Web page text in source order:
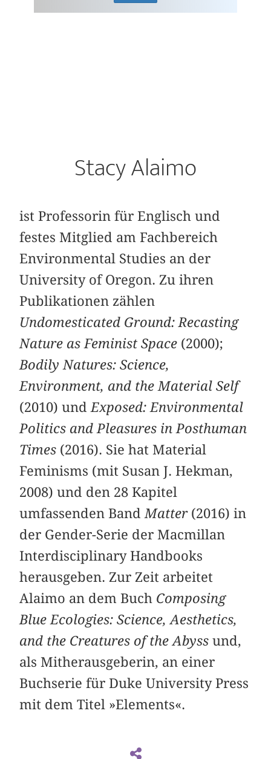
Stacy Alaimo
ist Professorin für Englisch und
festes Mitglied am Fachbereich
Environmental Studies an der
University of Oregon. Zu ihren
Publikationen zählen
Undomesticated Ground: Recasting
Nature as Feminist Space (2000);
Bodily Natures: Science,
Environment, and the Material Self
(2010) und Exposed: Environmental
Politics and Pleasures in Posthuman
Times (2016). Sie hat Material
Feminisms (mit Susan J. Hekman,
2008) und den 28 Kapitel
umfassenden Band Matter(2016) in
der Gender-Serie der Macmillan
Interdisciplinary Handbooks
herausgeben. Zur Zeit arbeitet
Alaimo an dem Buch Composing
Blue Ecologies: Science, Aesthetics,
and the Creatures of the Abyssund,
als Mitherausgeberin, an einer
Buchserie für Duke University Press
mit dem Titel »Elements«.